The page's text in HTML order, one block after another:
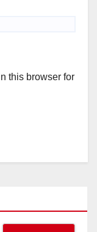
this browser for